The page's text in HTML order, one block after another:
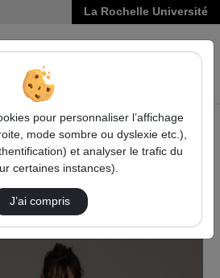
La Rochelle Université
Santé
halieutiques dans la
et réalité
D'Iroise
pour personnaliser l’affichage
mode sombre ou dyslexie etc.),
et analyser le trafic du
certaines instances).
J’ai compris